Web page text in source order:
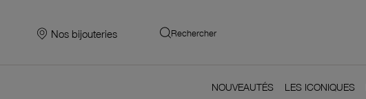
Nos bijouteries Rechercher
NOUVEAUTÉS LES ICONIQUES